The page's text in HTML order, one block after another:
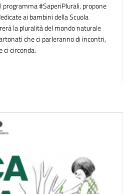
programma #SaperiPlurali, propone
ai bambini della Scuola
la pluralità del mondo naturale
che ci parleranno di incontri,
ci circonda.